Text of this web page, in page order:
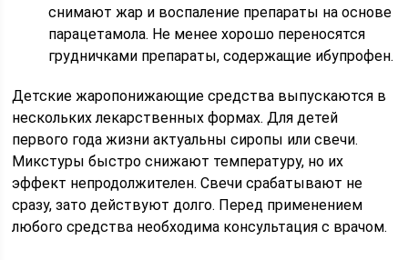
снимают жар и воспаление препараты на основе
парацетамола. Не менее хорошо переносятся
грудничками препараты, содержащие ибупрофен.
Детские жаропонижающие средства выпускаются в
нескольких лекарственных формах. Для детей
первого года жизни актуальны сиропы или свечи.
Микстуры быстро снижают температуру, но их
эффект непродолжителен. Свечи срабатывают не
сразу, зато действуют долго. Перед применением
любого средства необходима консультация с врачом.